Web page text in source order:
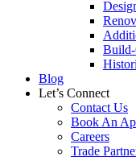
Blog
Let’s Connect
Contact Us
Book An
Careers
Trade